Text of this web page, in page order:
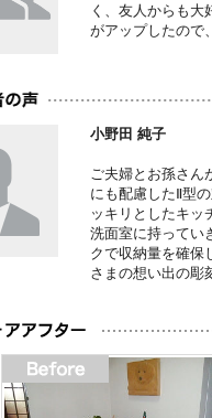
く、友人からも
がアップしたので
小野田 純子
ご夫婦とお孫さん
にも配慮したⅡ型
ッキリとしたキッ
洗面室に持ってい
クで収納量を確保
さまの想い出の彫